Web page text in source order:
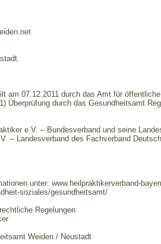
am 07.12.2011 durch das Amt für
Überprüfung durch das Gesundheitsamt
e.V. – Bundesverband und seine
– Landesverband des Fachverband
unter: www.heilpraktikerverband-
soziales/gesundheitsamt/
Regelungen
Weiden / Neustadt